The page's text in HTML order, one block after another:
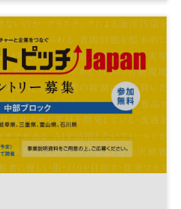
スタ★アトピッチ